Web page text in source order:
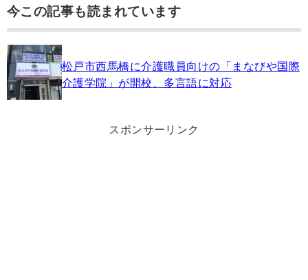
今この記事も読まれています
松戸市西馬橋に介護職員向けの「まなびや国際
介護学院」が開校、多言語に対応
スポンサーリンク